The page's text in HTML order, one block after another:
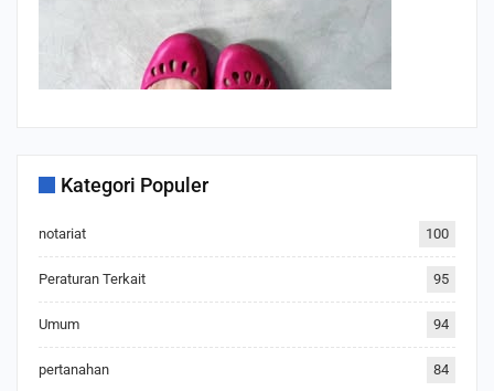
Kategori Populer
notariat 100
Peraturan Terkait 95
Umum 94
pertanahan 84